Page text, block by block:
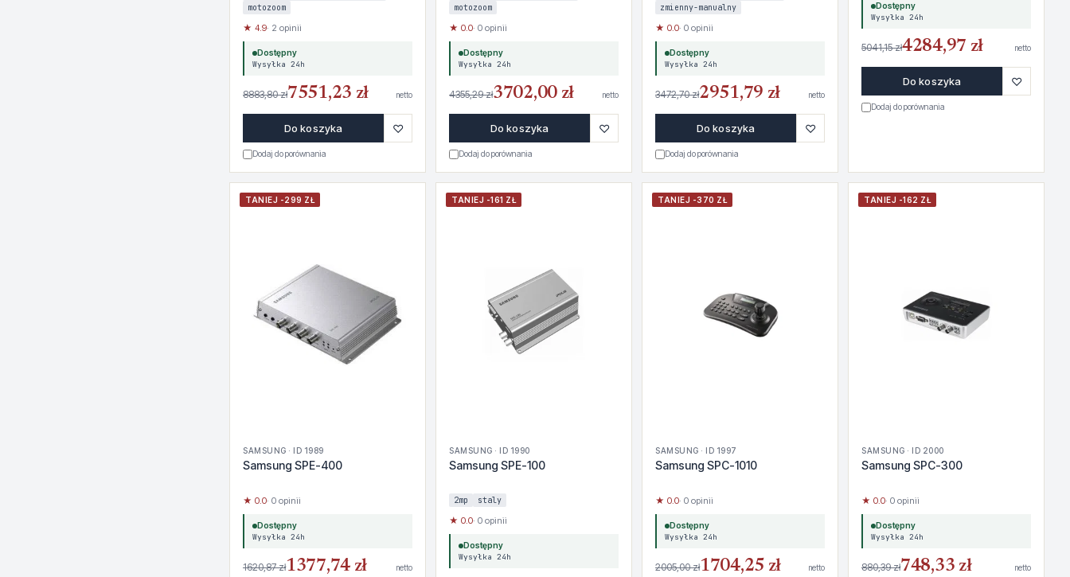
motozoom
★ 4.9· 2 opinii
Dostępny
Wysyłka 24h
8883,80 zł7551,23 zł netto
Do koszyka ♡
Dodaj do porównania
motozoom
★ 0.0· 0 opinii
Dostępny
Wysyłka 24h
4355,29 zł3702,00 zł netto
Do koszyka ♡
Dodaj do porównania
zmienny-manualny
★ 0.0· 0 opinii
Dostępny
Wysyłka 24h
3472,70 zł2951,79 zł netto
Do koszyka ♡
Dodaj do porównania
Dostępny
Wysyłka 24h
5041,15 zł4284,97 zł netto
Do koszyka ♡
Dodaj do porównania
TANIEJ -299 ZŁ
SAMSUNG · ID 1989
Samsung SPE-400
★ 0.0· 0 opinii
Dostępny
Wysyłka 24h
1620,87 zł1377,74 zł netto
TANIEJ -161 ZŁ
SAMSUNG · ID 1990
Samsung SPE-100
2mp staly
★ 0.0· 0 opinii
Dostępny
Wysyłka 24h
TANIEJ -370 ZŁ
SAMSUNG · ID 1997
Samsung SPC-1010
★ 0.0· 0 opinii
Dostępny
Wysyłka 24h
2005,00 zł1704,25 zł netto
TANIEJ -162 ZŁ
SAMSUNG · ID 2000
Samsung SPC-300
★ 0.0· 0 opinii
Dostępny
Wysyłka 24h
880,39 zł748,33 zł netto